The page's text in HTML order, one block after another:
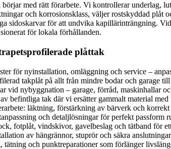
med rätt förarbete. Vi kontrollerar underlag,
och korrosionsklass, väljer rostskyddad plåt
sidoskarvar för att undvika kapillärinträngning.
för lokala förhållanden.
plåttak
för nyinstallation, omläggning och service –
takplåt på allt från mindre bodar och garage
vid nybyggnation – garage, förråd, maskinhallar
befintliga tak där vi ersätter gammalt material med
läktning, förstärkning av bärverk och
och detaljlösningar för perfekt passform
fotplåt, vindskivor, gavelbeslag och tätband för
av hängrännor, stuprör och säkra
tätning och punktreparationer som förlänger